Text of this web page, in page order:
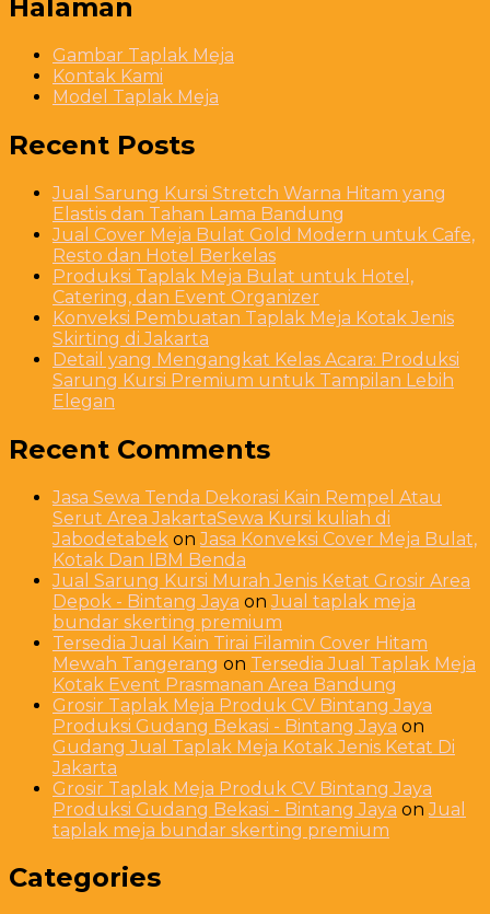
Halaman
Gambar Taplak Meja
Kontak Kami
Model Taplak Meja
Recent Posts
Jual Sarung Kursi Stretch Warna Hitam yang
Elastis dan Tahan Lama Bandung
Jual Cover Meja Bulat Gold Modern untuk Cafe,
Resto dan Hotel Berkelas
Produksi Taplak Meja Bulat untuk Hotel,
Catering, dan Event Organizer
Konveksi Pembuatan Taplak Meja Kotak Jenis
Skirting di Jakarta
Detail yang Mengangkat Kelas Acara: Produksi
Sarung Kursi Premium untuk Tampilan Lebih
Elegan
Recent Comments
Jasa Sewa Tenda Dekorasi Kain Rempel Atau
Serut Area JakartaSewa Kursi kuliah di
Jabodetabek onJasa Konveksi Cover Meja Bulat,
Kotak Dan IBM Benda
Jual Sarung Kursi Murah Jenis Ketat Grosir Area
Depok - Bintang Jaya onJual taplak meja
bundar skerting premium
Tersedia Jual Kain Tirai Filamin Cover Hitam
Mewah Tangerang on Tersedia Jual Taplak Meja
Kotak Event Prasmanan Area Bandung
Grosir Taplak Meja Produk CV Bintang Jaya
Produksi Gudang Bekasi - Bintang Jaya on
Gudang Jual Taplak Meja Kotak Jenis Ketat Di
Jakarta
Grosir Taplak Meja Produk CV Bintang Jaya
Produksi Gudang Bekasi - Bintang Jaya onJual
taplak meja bundar skerting premium
Categories